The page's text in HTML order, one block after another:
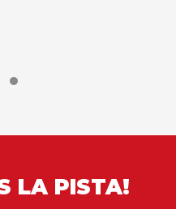
LA PISTA!